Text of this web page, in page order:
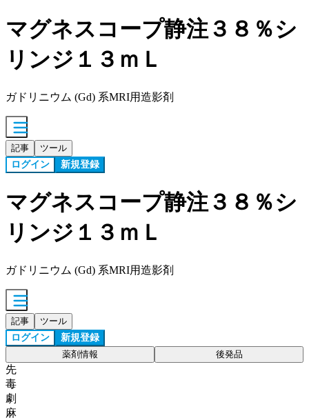
マグネスコープ静注３８％シ
リンジ１３ｍＬ
ガドリニウム (Gd) 系MRI用造影剤
記事 ツール
ログイン 新規登録
マグネスコープ静注３８％シ
リンジ１３ｍＬ
ガドリニウム (Gd) 系MRI用造影剤
記事 ツール
ログイン 新規登録
薬剤情報 後発品
先
毒
劇
麻